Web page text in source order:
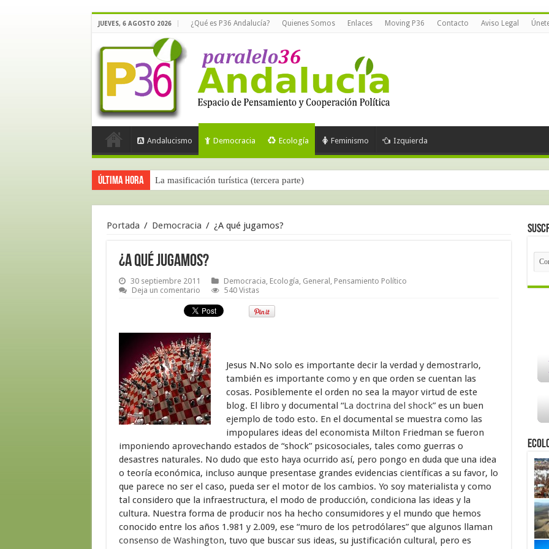
JUEVES, 6 AGOSTO 2026 ¿Qué es P36 Andalucía? Quienes Somos Enlaces Moving P36 Contacto Aviso Legal
Andalucismo Democracia Ecología Feminismo Izquierda
Última hora La masificación turística (tercera parte)
Portada / Democracia / ¿A qué jugamos?
¿A qué jugamos?
30 septiembre 2011 Democracia, Ecología, General , Pensamiento Político
Deja un comentario
540 Vistas
Jesus N.No solo es importante decir la verdad y demostrarlo,
también es importante como y en que orden se cuentan las
cosas. Posiblemente el orden no sea la mayor virtud de este
blog. El libro y documental “La doctrina del shock” es un buen
ejemplo de todo esto. En el documental se muestra como las
impopulares ideas del economista Milton Friedman se fueron
imponiendo aprovechando estados de “shock” psicosociales, tales como guerras o
desastres naturales. No dudo que esto haya ocurrido así, pero pongo en duda que una idea
o teoría económica, incluso aunque presentase grandes evidencias científicas a su favor, lo
que parece no ser el caso, pueda ser el motor de los cambios. Yo soy materialista y como
tal considero que la infraestructura, el modo de producción, condiciona las ideas y la
cultura. Nuestra forma de producir nos ha hecho consumidores y el mundo que hemos
conocido entre los años 1.981 y 2.009, ese “muro de los petrodólares” que algunos llaman
consenso de Washington, tuvo que buscar sus ideas, su justificación cultural, pero es